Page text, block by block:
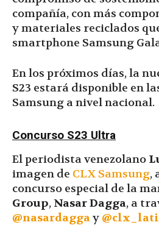
compañía, con más
y materiales reciclados
smartphone Samsung
En los próximos días, la
S23 estará disponible en
Samsung a nivel nacional.
Concurso S23 Ultra
El periodista venezolano
imagen de CLX Samsung,
concurso especial de la
Group, Nasar Dagga, a
@nasardaggay